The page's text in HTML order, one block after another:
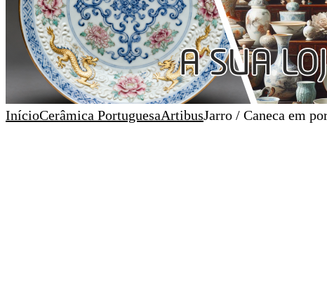
InícioCerâmica PortuguesaArtibusJarro / Caneca em